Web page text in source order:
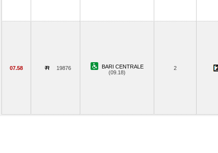
07.58 19876
BARI CENTRALE
(09.18)
2